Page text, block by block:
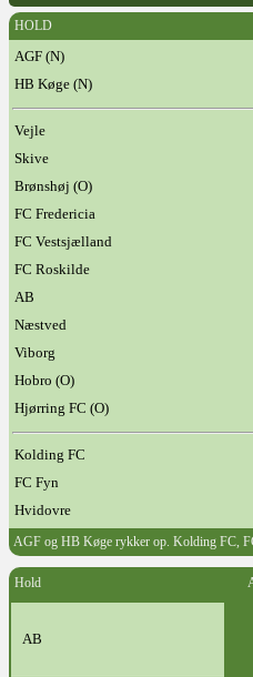
HOLD
AGF (N)
HB Køge (N)
Vejle
Skive
Brønshøj (O)
FC Fredericia
FC Vestsjælland
FC Roskilde
AB
Næstved
Viborg
Hobro (O)
Hjørring FC (O)
Kolding FC
FC Fyn
Hvidovre
AGF og HB Køge rykker op. Kolding FC,
Hold
AB